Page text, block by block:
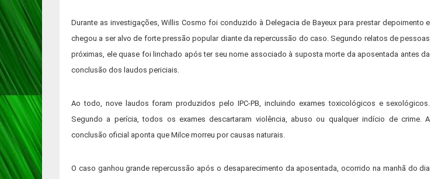
Durante as investigações, Willis Cosmo foi conduzido à Delegacia de Bayeux para prestar depoimento e
chegou a ser alvo de forte pressão popular diante da repercussão do caso. Segundo relatos de pessoas
próximas, ele quase foi linchado após ter seu nome associado à suposta morte da aposentada antes da
conclusão dos laudos periciais.
Ao todo, nove laudos foram produzidos pelo IPC-PB, incluindo exames toxicológicos e sexológicos.
Segundo a perícia, todos os exames descartaram violência, abuso ou qualquer indício de crime. A
conclusão oficial aponta que Milce morreu por causas naturais.
O caso ganhou grande repercussão após o desaparecimento da aposentada, ocorrido na manhã do dia